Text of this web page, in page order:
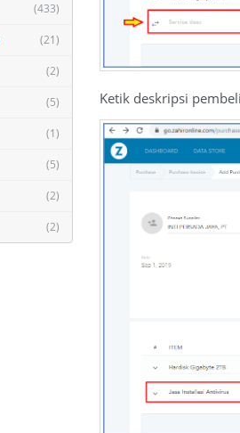
(433)
(21)
(2)
(5)
(1)
(5)
(2)
(2)
Ketik deskripsi